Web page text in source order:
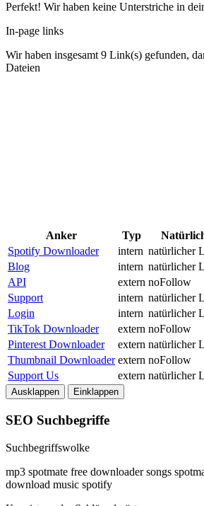
Perfekt! Wir haben keine Unterstriche in
In-page links
Wir haben insgesamt 9 Link(s) gefunden,
Dateien
Anker Typ
Spotify Downloader
intern natürlicher
Blog
intern natürlicher
API
extern noFollow
Support
intern natürlicher
Login
intern natürlicher
TikTok Downloader
extern noFollow
Pinterest Downloader
extern natürlicher
Thumbnail Downloader extern noFollow
Support Us
extern natürlicher
Ausklappen Einklappen
SEO Suchbegriffe
Suchbegriffswolke
mp3 spotmate free downloader songs
download music spotify